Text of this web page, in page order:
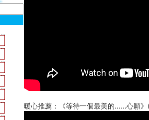
暖心推薦：《等待一個最美的……心願》